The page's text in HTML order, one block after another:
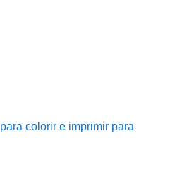
para colorir e imprimir para